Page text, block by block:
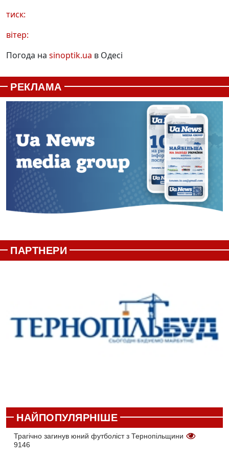
тиск:
вітер:
Погода на sinoptik.ua в Одесі
РЕКЛАМА
ПАРТНЕРИ
НАЙПОПУЛЯРНІШЕ
Трагічно загинув юний футболіст з Тернопільщини
9146